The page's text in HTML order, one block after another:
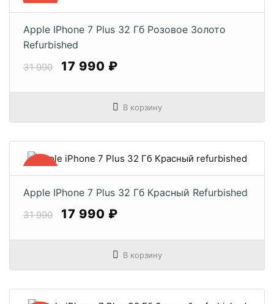
Apple IPhone 7 Plus 32 Гб Розовое Золото
Refurbished
31 990 17 990 ₽
В корзину
Apple IPhone 7 Plus 32 Гб Красный Refurbished
31 990 17 990 ₽
В корзину